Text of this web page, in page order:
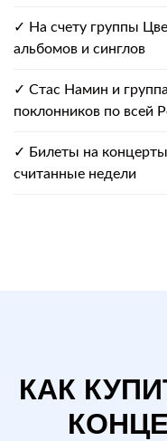
✓ На счету группы
альбомов и синглов
✓ Стас Намин и
поклонников по всей
✓ Билеты на
считанные недели
КАК